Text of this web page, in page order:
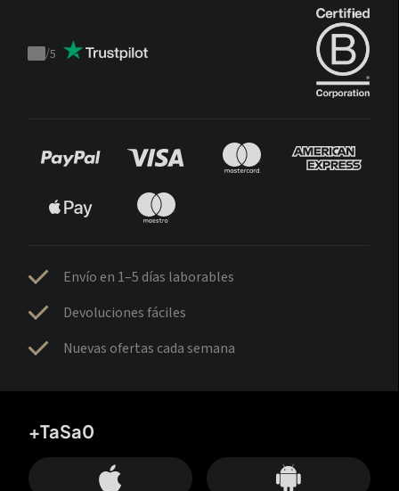
Trustpilot
/5
Envío en 1–5 días laborables
Devoluciones fáciles
Nuevas ofertas cada semana
+TaSa0